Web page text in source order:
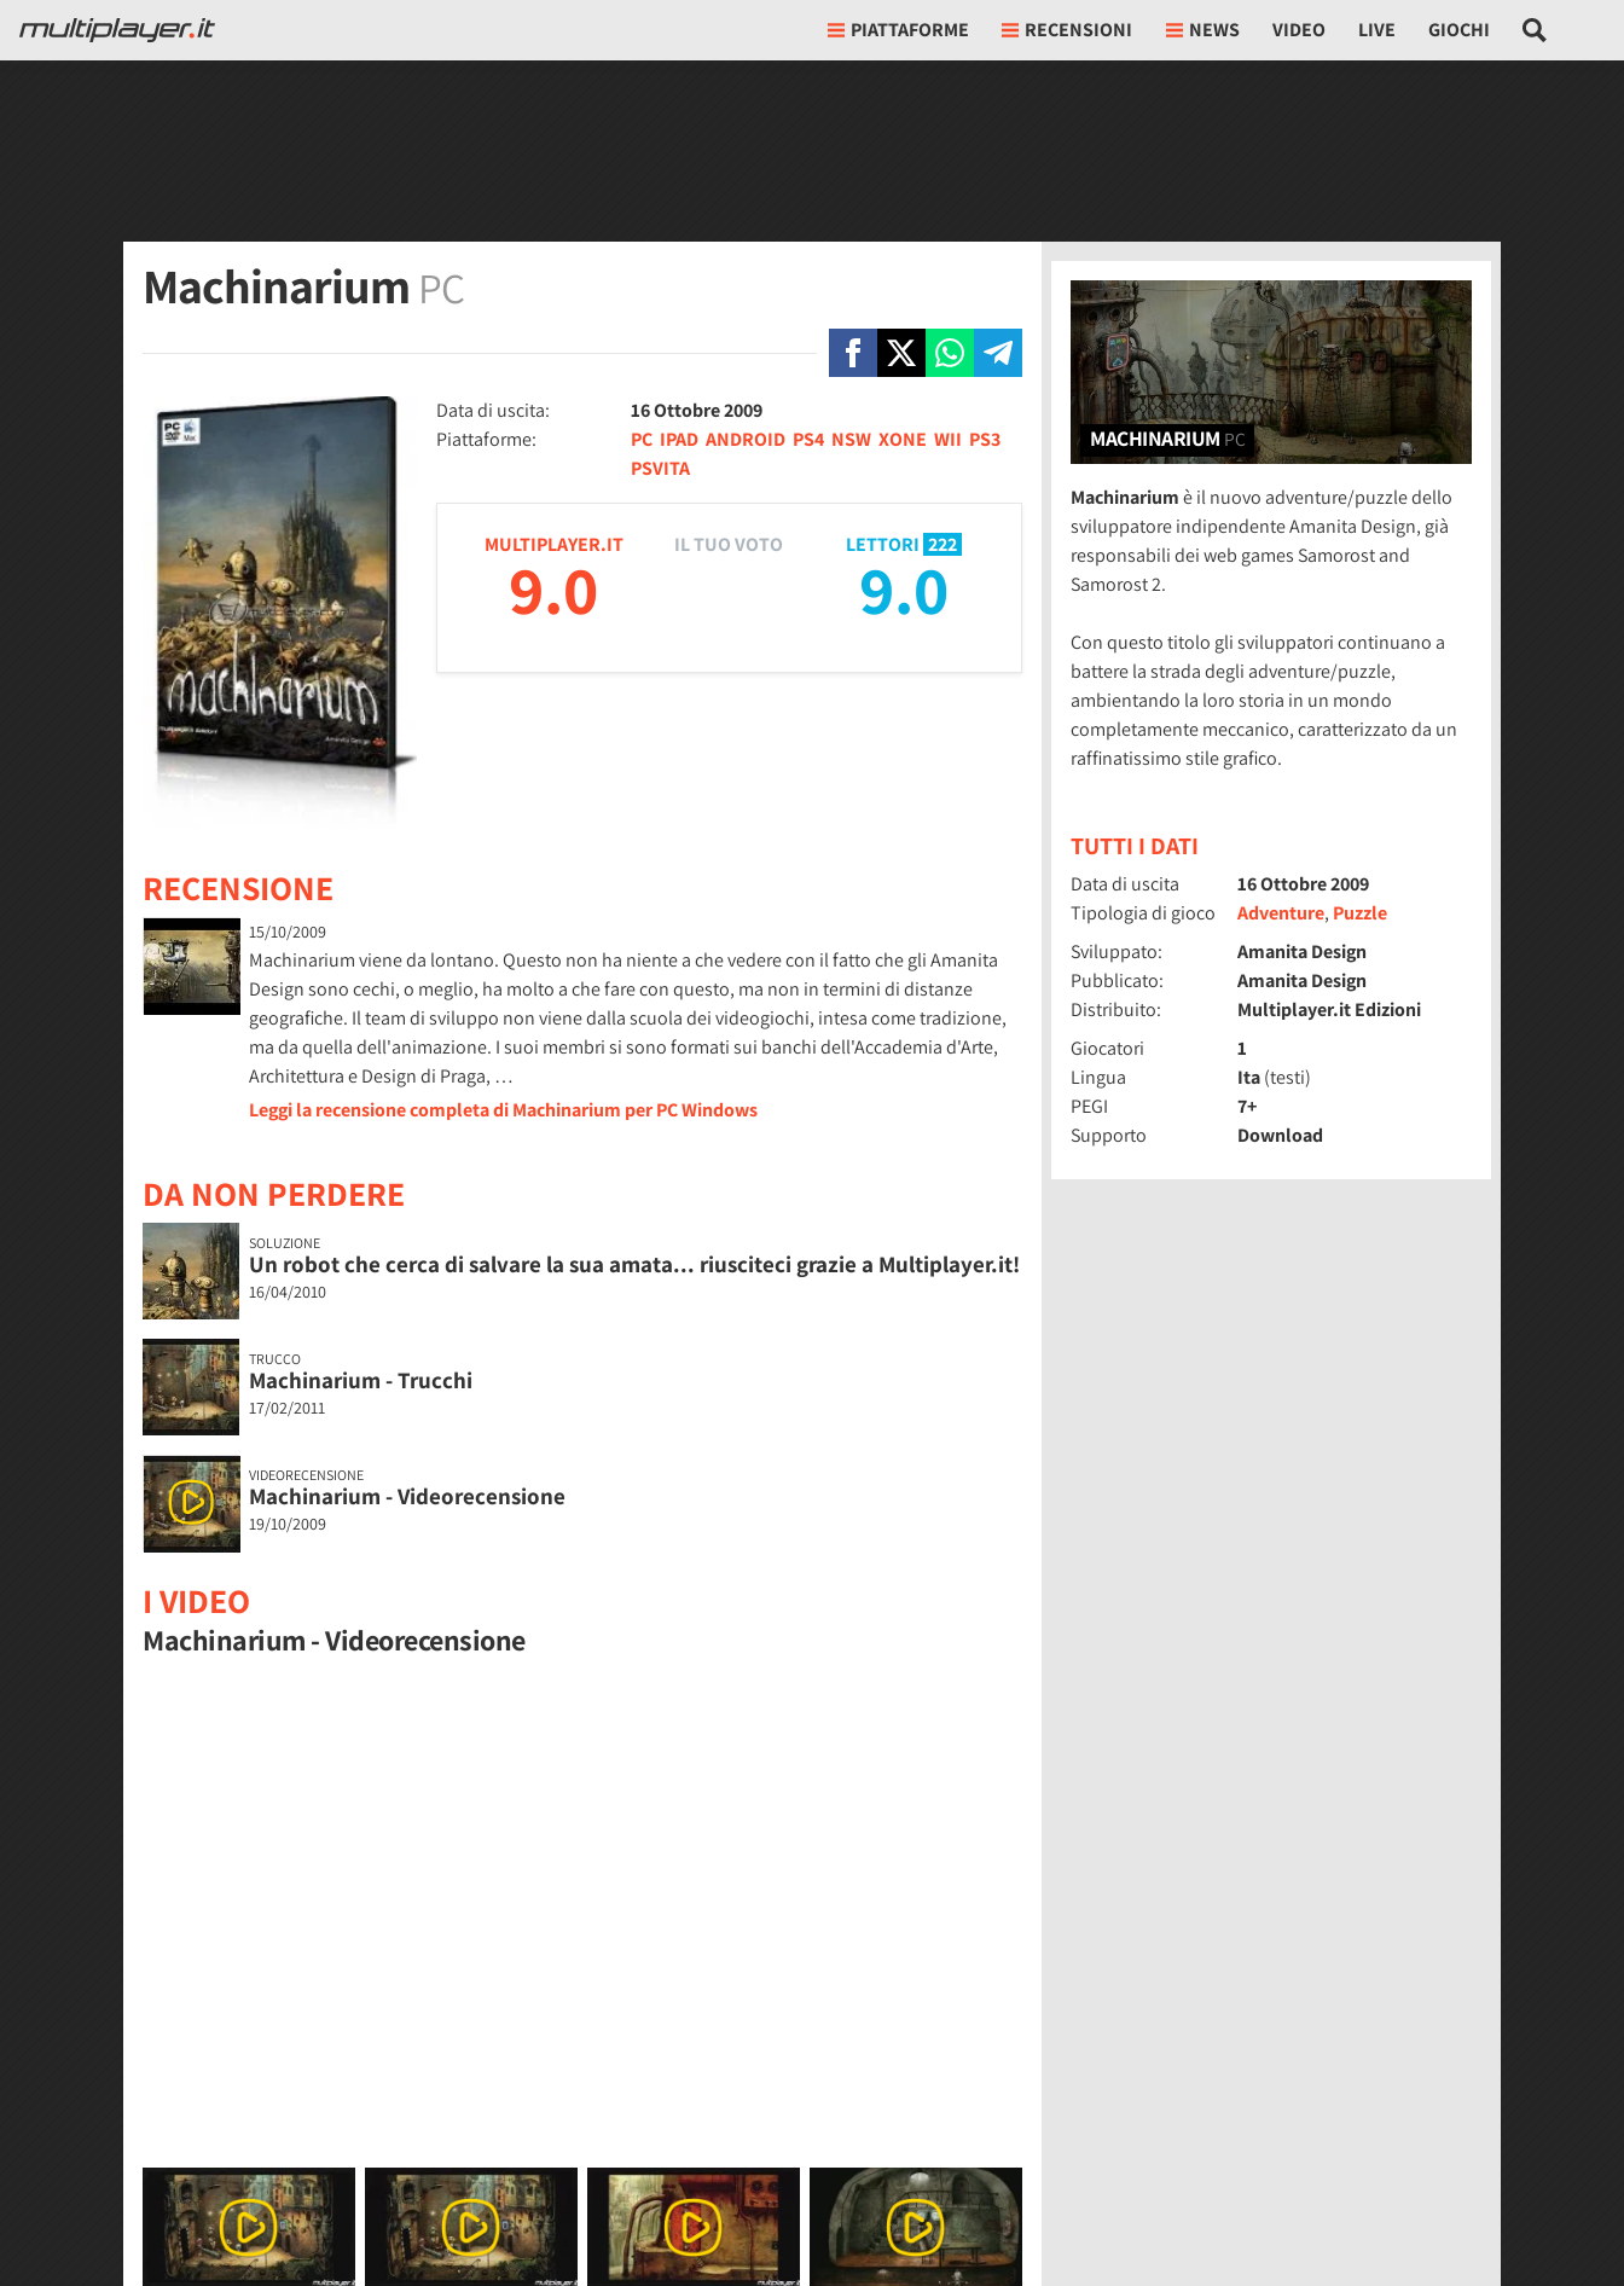
PIATTAFORME RECENSIONI NEWS VIDEO LIVE GIOCHI
Machinarium PC
Data di uscita:
16 Ottobre 2009
Piattaforme:
PC IPAD ANDROID PS4 NSW XONE WII PS3
PSVITA
MULTIPLAYER.IT
9.0
LETTORI 222
9.0
IL TUO VOTO
RECENSIONE
15/10/2009
Machinarium viene da lontano. Questo non ha niente a che vedere con il fatto che gli Amanita
Design sono cechi, o meglio, ha molto a che fare con questo, ma non in termini di distanze
geografiche. Il team di sviluppo non viene dalla scuola dei videogiochi, intesa come tradizione,
ma da quella dell'animazione. I suoi membri si sono formati sui banchi dell'Accademia d'Arte,
Architettura e Design di Praga, …
Leggi la recensione completa di Machinarium per PC Windows
DA NON PERDERE
SOLUZIONE
Un robot che cerca di salvare la sua amata... riusciteci grazie a Multiplayer.it!
16/04/2010
TRUCCO
Machinarium - Trucchi
17/02/2011
VIDEORECENSIONE
Machinarium - Videorecensione
19/10/2009
I VIDEO
Machinarium - Videorecensione
MACHINARIUM PC
Machinariumè il nuovo adventure/puzzle dello
sviluppatore indipendente Amanita Design, già
responsabili dei web games Samorost and
Samorost 2.
Con questo titolo gli sviluppatori continuano a
battere la strada degli adventure/puzzle,
ambientando la loro storia in un mondo
completamente meccanico, caratterizzato da un
raffinatissimo stile grafico.
TUTTI I DATI
Data di uscita
16 Ottobre 2009
Tipologia di gioco
Adventure, Puzzle
Sviluppato:
Amanita Design
Pubblicato:
Amanita Design
Distribuito:
Multiplayer.it Edizioni
Giocatori
1
Lingua
Ita(testi)
PEGI
7+
Supporto
Download